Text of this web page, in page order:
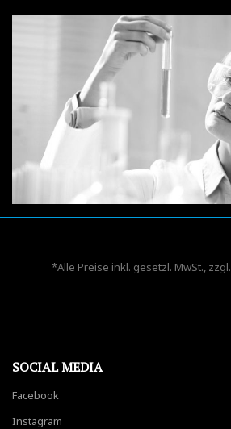
*Alle Preise inkl. gesetzl. MwSt., zzgl.
SOCIAL MEDIA
Facebook
Instagram